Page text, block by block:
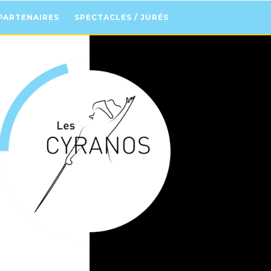
SPECTACLES / JURÉS